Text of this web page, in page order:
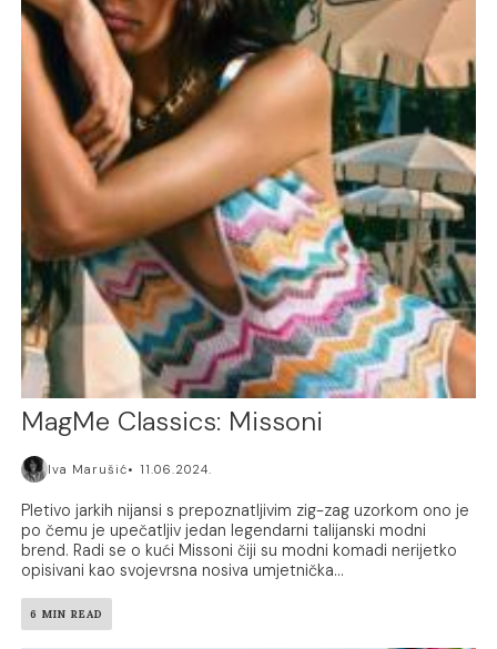
MagMe Classics: Missoni
Iva Marušić 11.06.2024.
Pletivo jarkih nijansi s prepoznatljivim zig-zag uzorkom ono je
po čemu je upečatljiv jedan legendarni talijanski modni
brend. Radi se o kući Missoni čiji su modni komadi nerijetko
opisivani kao svojevrsna nosiva umjetnička...
6 MIN READ